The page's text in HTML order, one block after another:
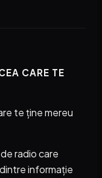
CARE TE
te ține mereu
radio care
informație